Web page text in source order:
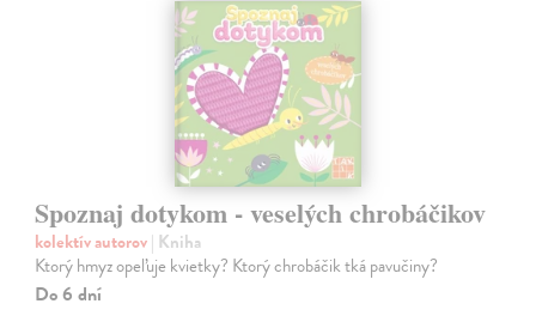
Spoznaj dotykom - veselých chrobáčikov
kolektív autorov| Kniha
Ktorý hmyz opeľuje kvietky? Ktorý chrobáčik tká pavučiny?
Do 6 dní